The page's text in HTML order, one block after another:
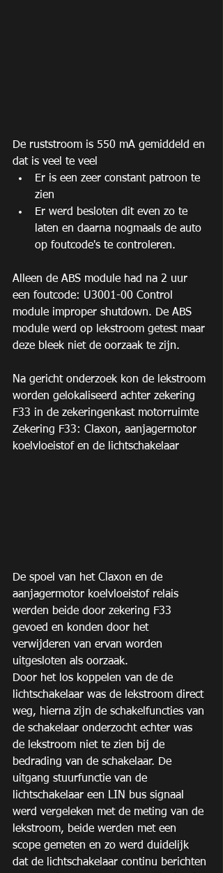
De ruststroom is 550 mA gemiddeld en
dat is veel te veel
Er is een zeer constant patroon te
zien
Er werd besloten dit even zo te
laten en daarna nogmaals de auto
op foutcode's te controleren.
Alleen de ABS module had na 2 uur
een foutcode: U3001-00 Control
module improper shutdown. De ABS
module werd op lekstroom getest maar
deze bleek niet de oorzaak te zijn.
Na gericht onderzoek kon de lekstroom
worden gelokaliseerd achter zekering
F33 in de zekeringenkast motorruimte
Zekering F33: Claxon, aanjagermotor
koelvloeistof en de lichtschakelaar
De spoel van het Claxon en de
aanjagermotor koelvloeistof relais
werden beide door zekering F33
gevoed en konden door het
verwijderen van ervan worden
uitgesloten als oorzaak.
Door het los koppelen van de de
lichtschakelaar was de lekstroom direct
weg, hierna zijn de schakelfuncties van
de schakelaar onderzocht echter was
de lekstroom niet te zien bij de
bedrading van de schakelaar. De
uitgang stuurfunctie van de
lichtschakelaar een LIN bus signaal
werd vergeleken met de meting van de
lekstroom, beide werden met een
scope gemeten en zo werd duidelijk
dat de lichtschakelaar continu berichten